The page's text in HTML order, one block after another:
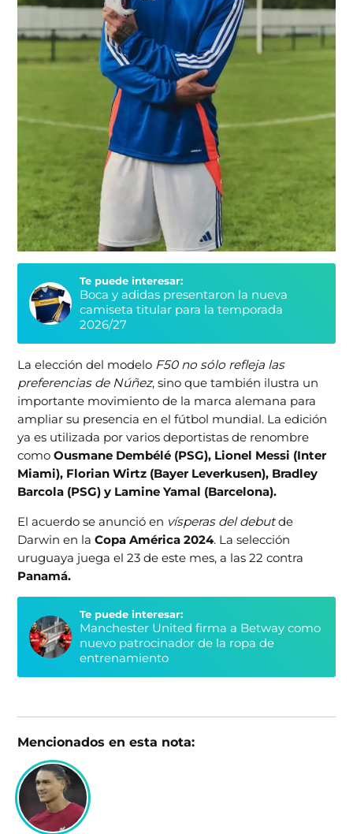
Te puede interesar:
Boca y adidas presentaron la nueva
camiseta titular para la temporada
2026/27
La elección del modelo F50 no sólo refleja las
preferencias de Núñez, sino que también ilustra un
importante movimiento de la marca alemana para
ampliar su presencia en el fútbol mundial. La edición
ya es utilizada por varios deportistas de renombre
comoOusmane Dembélé (PSG), Lionel Messi (Inter
Miami), Florian Wirtz (Bayer Leverkusen), Bradley
Barcola (PSG) y Lamine Yamal (Barcelona).
El acuerdo se anunció en vísperas del debutde
Darwin en laCopa América 2024. La selección
uruguaya juega el 23 de este mes, a las 22 contra
Panamá.
Te puede interesar:
Manchester United firma a Betway como
nuevo patrocinador de la ropa de
entrenamiento
Mencionados en esta nota: